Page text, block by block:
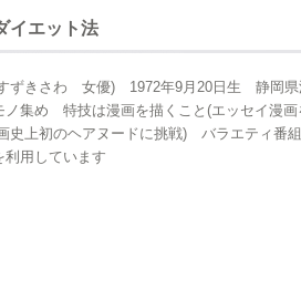
イエット法
ずきさわ 女優) 1972年9月20日生 静岡
ノ集め 特技は漫画を描くこと(エッセイ漫
史上初のヘアヌードに挑戦) バラエティ番
利用しています